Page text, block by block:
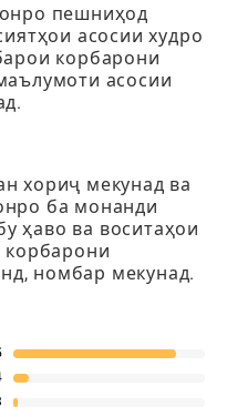
пешниҳод
асосии худро
корбарони
асосии
хориҷ мекунад ва
ба монанди
ҳаво ва воситаҳои
корбарони
номбар мекунад.